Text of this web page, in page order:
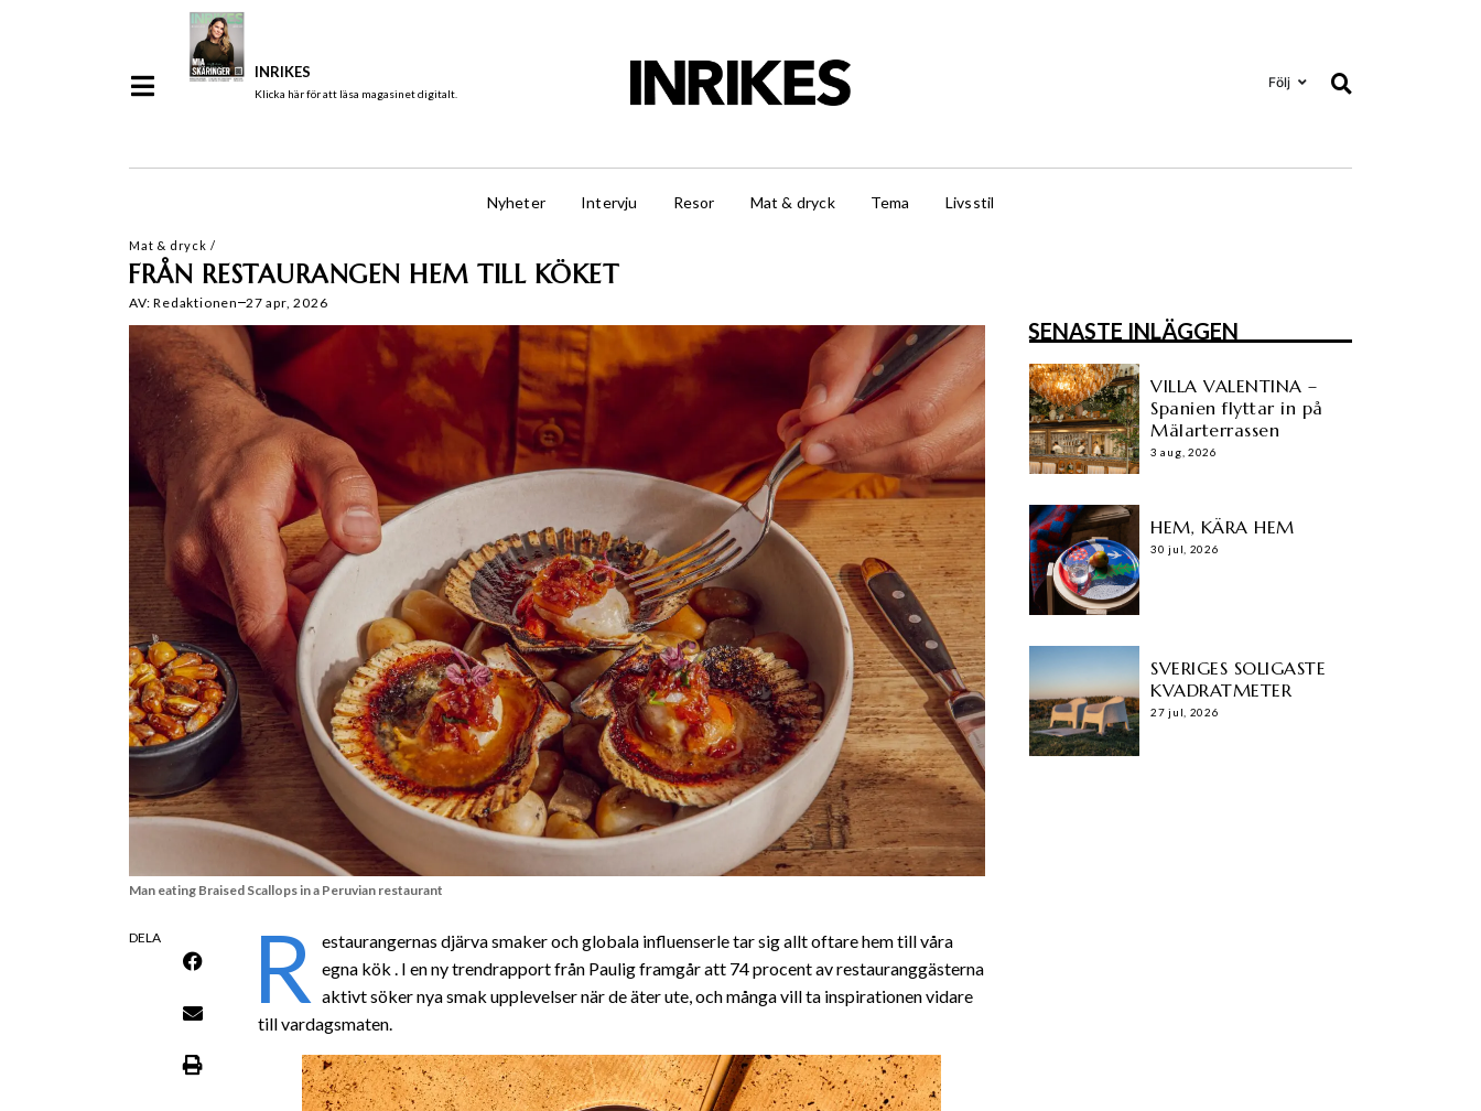
INRIKES
Klicka här för att läsa magasinet digitalt.
Följ
Nyheter Intervju Resor Mat & dryck Tema Livsstil
Mat & dryck /
FRÅN RESTAURANGEN HEM TILL KÖKET
AV: Redaktionen 27 apr, 2026
Man eating Braised Scallops in a Peruvian restaurant
DELA R
estaurangernas djärva smaker och globala influenserle tar sig allt oftare hem till våra
egna kök . I en ny trendrapport från Paulig framgår att 74 procent av restauranggästerna
aktivt söker nya smak upplevelser när de äter ute, och många vill ta inspirationen vidare
till vardagsmaten.
SENASTE INLÄGGEN
VILLA VALENTINA –
Spanien flyttar in på
Mälarterrassen
3 aug, 2026
HEM, KÄRA HEM
30 jul, 2026
SVERIGES SOLIGASTE
KVADRATMETER
27 jul, 2026